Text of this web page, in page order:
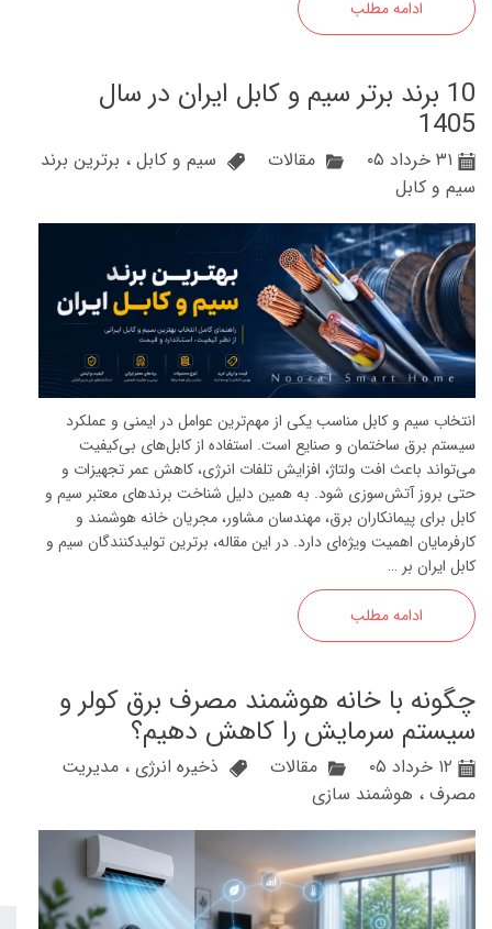
ادامه مطلب
10 برند برتر سیم و کابل ایران در سال
1405
۳۱ خرداد ۰۵ مقالات سیم و کابل ، برترین برند
سیم و کابل
انتخاب سیم و کابل مناسب یکی از مهم‌ترین عوامل در ایمنی و عملکرد
سیستم برق ساختمان و صنایع است. استفاده از کابل‌های بی‌کیفیت
می‌تواند باعث افت ولتاژ، افزایش تلفات انرژی، کاهش عمر تجهیزات و
حتی بروز آتش‌سوزی شود. به همین دلیل شناخت برندهای معتبر سیم و
کابل برای پیمانکاران برق، مهندسان مشاور، مجریان خانه هوشمند و
کارفرمایان اهمیت ویژه‌ای دارد. در این مقاله، برترین تولیدکنندگان سیم و
کابل ایران بر …
ادامه مطلب
چگونه با خانه هوشمند مصرف برق کولر و
سیستم سرمایش را کاهش دهیم؟
۱۲ خرداد ۰۵ مقالات ذخیره انرژی ، مدیریت
مصرف ، هوشمند سازی